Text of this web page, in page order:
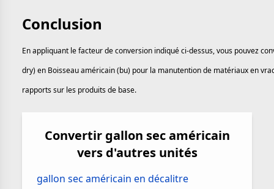
Conclusion
En appliquant le facteur de conversion indiqué ci-dessus, vous pouvez
dry) en Boisseau américain (bu) pour la manutention de matériaux en
rapports sur les produits de base.
Convertir gallon sec américain
vers d'autres unités
gallon sec américain en décalitre